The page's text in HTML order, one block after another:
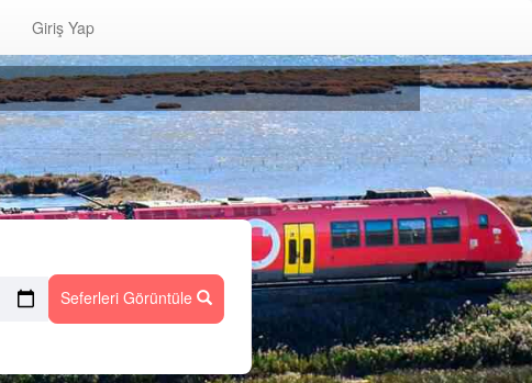
Giriş Yap
Seferleri Görüntüle